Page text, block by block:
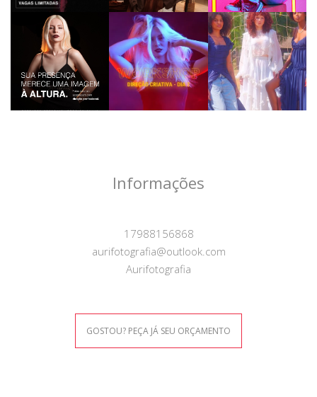
Informações
17988156868
aurifotografia@outlook.com
Aurifotografia
GOSTOU? PEÇA JÁ SEU ORÇAMENTO